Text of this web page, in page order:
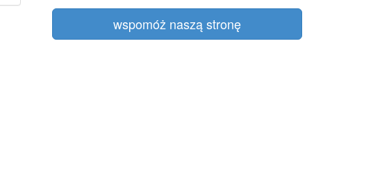
wspomóż naszą stronę